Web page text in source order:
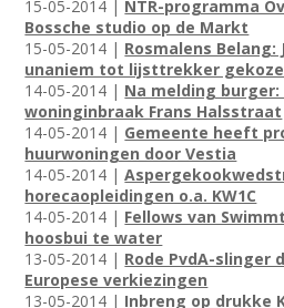
15-05-2014 | NTR-programma
Bossche studio op de Markt
15-05-2014 | Rosmalens Belang:
unaniem tot lijsttrekker
14-05-2014 | Na melding
woninginbraak Frans Halsstraat
14-05-2014 | Gemeente heeft
huurwoningen door Vestia
14-05-2014 |
horecaopleidingen o.a. KW1C
14-05-2014 | Fellows van
hoosbui te water
13-05-2014 | Rode PvdA-slinger
Europese verkiezingen
13-05-2014 | Inbreng op drukke